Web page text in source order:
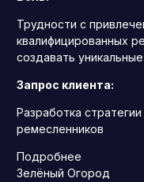
Трудности с
квалифицированных
создавать
Запрос клиента:
Разработка
ремесленников
Подробнее
Зелёный Огород